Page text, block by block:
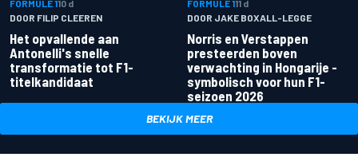
FORMULE 110 d
DOOR FILIP CLEEREN
Het opvallende aan
Antonelli's snelle
transformatie tot F1-
titelkandidaat
FORMULE 111 d
DOOR JAKE BOXALL-LEGGE
Norris en Verstappen
presteerden boven
verwachting in Hongarije -
symbolisch voor hun F1-
seizoen 2026
BEKIJK MEER